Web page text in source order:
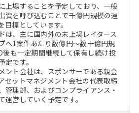
上場することを予定しており、一般
資を呼び込むことで千億円規模の運
標としています。
は、主に国内外の未上場レイタース
へ1案件あたり数億円～数十億円規
後も一定期間継続して保有し続け投
です。
ント会社は、スポンサーである親会
セットマネジメント会社の代表取締
管理部、およびコンプライアンス・
運営していく予定です。